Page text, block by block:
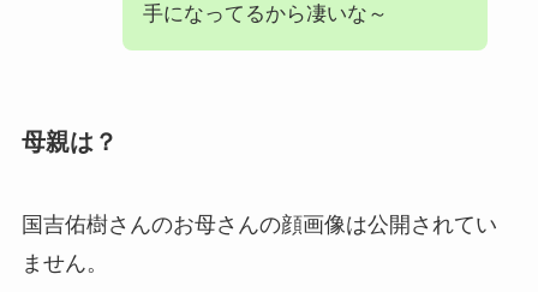
手になってるから凄いな～
母親は？
国吉佑樹さんのお母さんの顔画像は公開されてい
ません。